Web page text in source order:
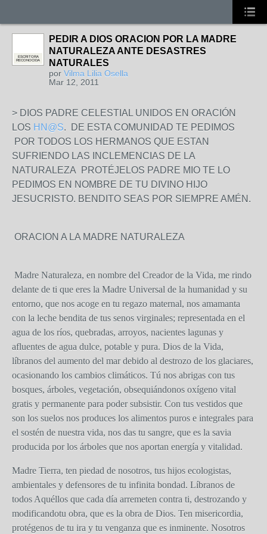
ESCRITORA
RECONOCIDA
PEDIR A DIOS ORACION POR LA MADRE
NATURALEZA ANTE DESASTRES
NATURALES
por Vilma Lilia Osella
Mar 12, 2011
> DIOS PADRE CELESTIAL UNIDOS EN ORACIÓN
LOS HN@S. DE ESTA COMUNIDAD TE PEDIMOS
POR TODOS LOS HERMANOS QUE ESTAN
SUFRIENDO LAS INCLEMENCIAS DE LA
NATURALEZA PROTÉJELOS PADRE MIO TE LO
PEDIMOS EN NOMBRE DE TU DIVINO HIJO
JESUCRISTO. BENDITO SEAS POR SIEMPRE AMÉN.
ORACION A LA MADRE NATURALEZA
Madre Naturaleza, en nombre del Creador de la Vida, me rindo
delante de ti que eres la Madre Universal de la humanidad y su
entorno, que nos acoge en tu regazo maternal, nos amamanta
con la leche bendita de tus senos virginales; representada en el
agua de los ríos, quebradas, arroyos, nacientes lagunas y
afluentes de agua dulce, potable y pura. Dios de la Vida,
líbranos del aumento del mar debido al destrozo de los glaciares,
ocasionando los cambios climáticos. Tú nos abrigas con tus
bosques, árboles, vegetación, obsequiándonos oxígeno vital
gratis y permanente para poder subsistir. Con tus vestidos que
son los suelos nos produces los alimentos puros e integrales para
el sostén de nuestra vida, nos das tu sangre, que es la savia
producida por los árboles que nos aportan energía y vitalidad.
Madre Tierra, ten piedad de nosotros, tus hijos ecologistas,
ambientales y defensores de tu infinita bondad. Líbranos de
todos Aquéllos que cada día arremeten contra ti, destrozando y
modificandotu obra, que es la obra de Dios. Ten misericordia,
protégenos de tu ira y tu venganza que es inminente. Nosotros